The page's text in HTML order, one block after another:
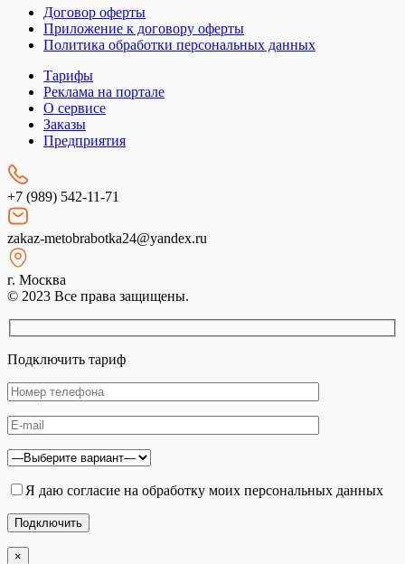
Договор оферты
Приложение к договору оферты
Политика обработки персональных данных
Тарифы
Реклама на портале
О сервисе
Заказы
Предприятия
+7 (989) 542-11-71
zakaz-metobrabotka24@yandex.ru
г. Москва
© 2023 Все права защищены.
Подключить тариф
Я даю согласие на обработку моих персональных данных
×